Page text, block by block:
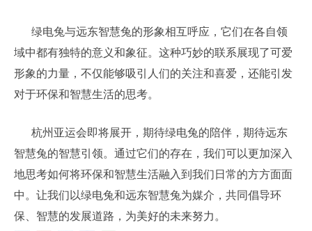
绿电兔与远东智慧兔的形象相互呼应，它们在各自领
域中都有独特的意义和象征。这种巧妙的联系展现了可爱
形象的力量，不仅能够吸引人们的关注和喜爱，还能引发
对于环保和智慧生活的思考。
杭州亚运会即将展开，期待绿电兔的陪伴，期待远东
智慧兔的智慧引领。通过它们的存在，我们可以更加深入
地思考如何将环保和智慧生活融入到我们日常的方方面面
中。让我们以绿电兔和远东智慧兔为媒介，共同倡导环
保、智慧的发展道路，为美好的未来努力。